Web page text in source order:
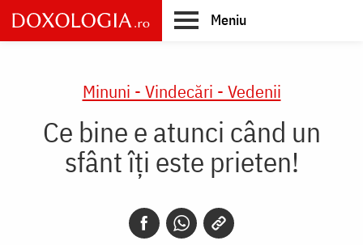
Skip
to
main
Meniu
Minuni - Vindecări - Vedenii
Ce bine e atunci când un
sfânt îți este prieten!